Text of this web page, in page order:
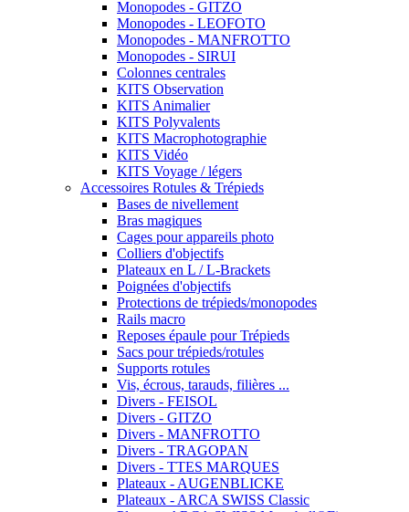
Monopodes - GITZO
Monopodes - LEOFOTO
Monopodes - MANFROTTO
Monopodes - SIRUI
Colonnes centrales
KITS Observation
KITS Animalier
KITS Polyvalents
KITS Macrophotographie
KITS Vidéo
KITS Voyage / légers
Accessoires Rotules & Trépieds
Bases de nivellement
Bras magiques
Cages pour appareils photo
Colliers d'objectifs
Plateaux en L / L-Brackets
Poignées d'objectifs
Protections de trépieds/monopodes
Rails macro
Reposes épaule pour Trépieds
Sacs pour trépieds/rotules
Supports rotules
Vis, écrous, tarauds, filières ...
Divers - FEISOL
Divers - GITZO
Divers - MANFROTTO
Divers - TRAGOPAN
Divers - TTES MARQUES
Plateaux - AUGENBLICKE
Plateaux - ARCA SWISS Classic